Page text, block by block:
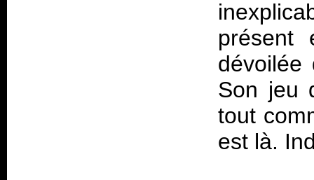
présent
dévoilée
Son jeu
tout
est là.